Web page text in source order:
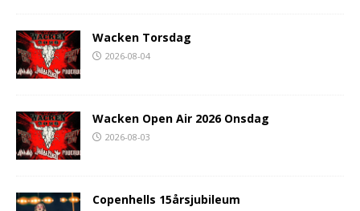
Wacken Torsdag
2026-08-04
Wacken Open Air 2026 Onsdag
2026-08-03
Copenhells 15årsjubileum